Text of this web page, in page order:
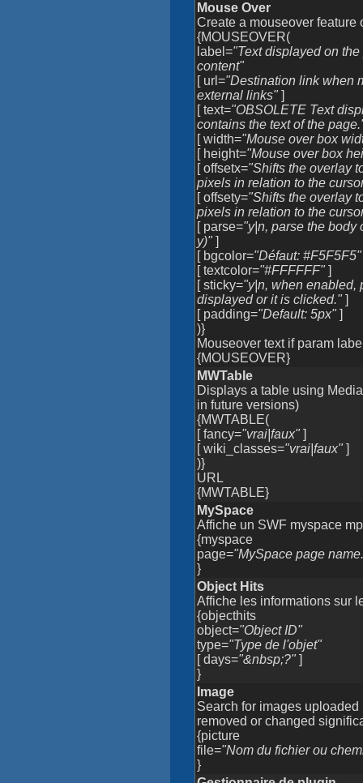
Mouse Over
Create a mouseover feature
{MOUSEOVER(
label="Text displayed on
content"
[ url="Destination link when
external links"]
[ text="OBSOLETE Text
contains the text of the
[ width="Mouse over box
[ height="Mouse over box
[ offsetx="Shifts the overlay
pixels in relation to the
[ offsety="Shifts the overlay
pixels in relation to the
[ parse="y|n, parse the body
y)"]
[ bgcolor="Défaut: #F5F5F5"
[ textcolor="#FFFFFF"]
[ sticky="y|n, when enabled,
displayed or it is clicked."]
[ padding="Default: 5px"]
)}
Mouseover text if param
{MOUSEOVER}
MWTable
Displays a table using
in future versions)
{MWTABLE(
[ fancy="vrai|faux"]
[ wiki_classes="vrai|faux"]
)}
URL
{MWTABLE}
MySpace
Affiche un SWF myspace
{myspace
page="MySpace page
}
Object Hits
Affiche les informations sur
{objecthits
object="Object ID"
type="Type de l'objet"
[ days="&nbsp;?"]
}
Image
Search for images
removed or changed
{picture
file="Nom du fichier ou
}